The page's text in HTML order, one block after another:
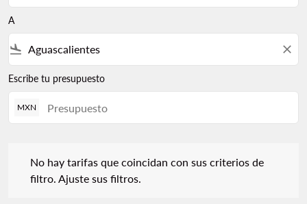
A
flight_land close
Escribe tu presupuesto
MXN
No hay tarifas que coincidan con sus criterios de
filtro. Ajuste sus filtros.